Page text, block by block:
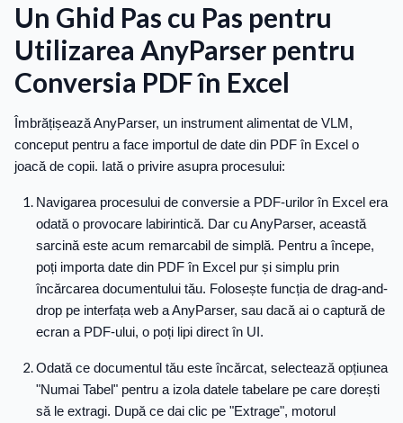
Un Ghid Pas cu Pas pentru
Utilizarea AnyParser pentru
Conversia PDF în Excel
Îmbrățișează AnyParser, un instrument alimentat de VLM,
conceput pentru a face importul de date din PDF în Excel o
joacă de copii. Iată o privire asupra procesului:
Navigarea procesului de conversie a PDF-urilor în Excel era
odată o provocare labirintică. Dar cu AnyParser, această
sarcină este acum remarcabil de simplă. Pentru a începe,
poți importa date din PDF în Excel pur și simplu prin
încărcarea documentului tău. Folosește funcția de drag-and-
drop pe interfața web a AnyParser, sau dacă ai o captură de
ecran a PDF-ului, o poți lipi direct în UI.
Odată ce documentul tău este încărcat, selectează opțiunea
"Numai Tabel" pentru a izola datele tabelare pe care dorești
să le extragi. După ce dai clic pe "Extrage", motorul